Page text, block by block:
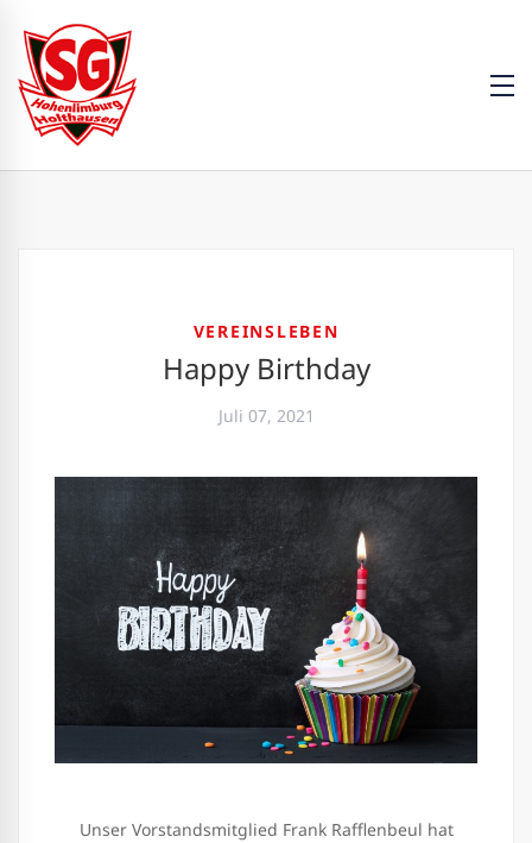
VEREINSLEBEN
Happy Birthday
Juli 07, 2021
Unser Vorstandsmitglied Frank Rafflenbeul hat